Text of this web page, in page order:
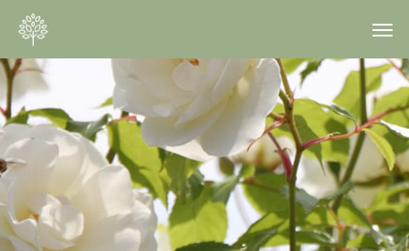
main
content